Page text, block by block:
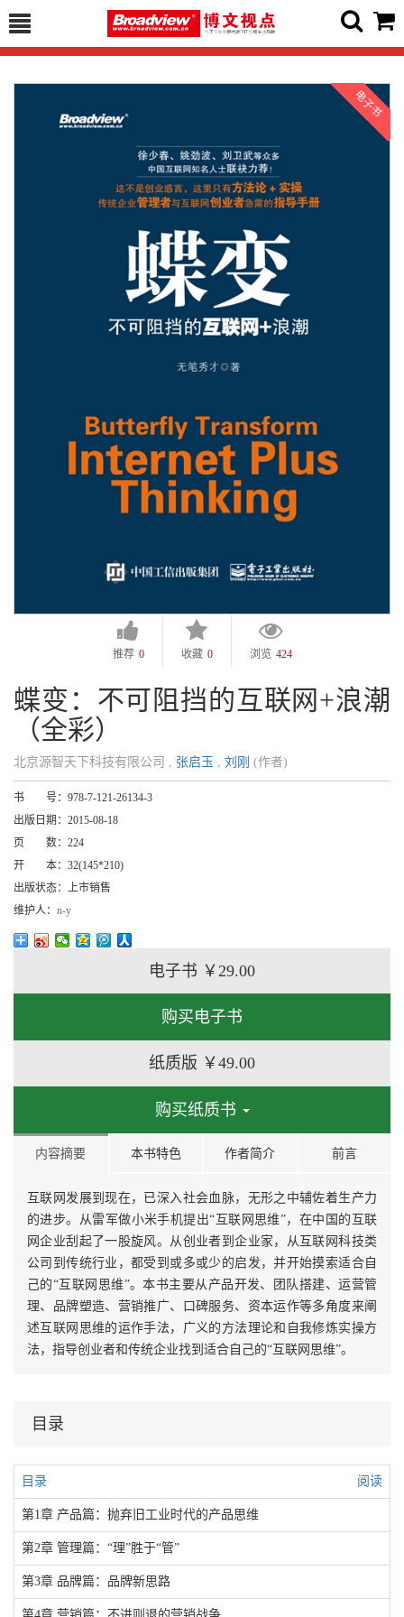
推荐 0 收藏 0 浏览 424
蝶变：不可阻挡的互联网+浪潮
（全彩）
北京源智天下科技有限公司 , 张启玉 刘刚 (作者)
书 号： 978-7-121-26134-3
出版日期： 2015-08-18
页 数： 224
开 本： 32(145*210)
出版状态：
上市销售
维护人： n-y
电子书 ￥29.00
购买电子书
纸质版 ￥49.00
购买纸质书
内容摘要 本书特色 作者简介 前言
互联网发展到现在，已深入社会血脉，无形之中辅佐着生产力
的进步。从雷军做小米手机提出“互联网思维”，在中国的互联
网企业刮起了一股旋风。从创业者到企业家，从互联网科技类
公司到传统行业，都受到或多或少的启发，并开始摸索适合自
己的“互联网思维”。本书主要从产品开发、团队搭建、运营管
理、品牌塑造、营销推广、口碑服务、资本运作等多角度来阐
述互联网思维的运作手法，广义的方法理论和自我修炼实操方
法，指导创业者和传统企业找到适合自己的“互联网思维”。
目录
目录 阅读
第1章 产品篇：抛弃旧工业时代的产品思维
第2章 管理篇：“理”胜于“管”
第3章 品牌篇：品牌新思路